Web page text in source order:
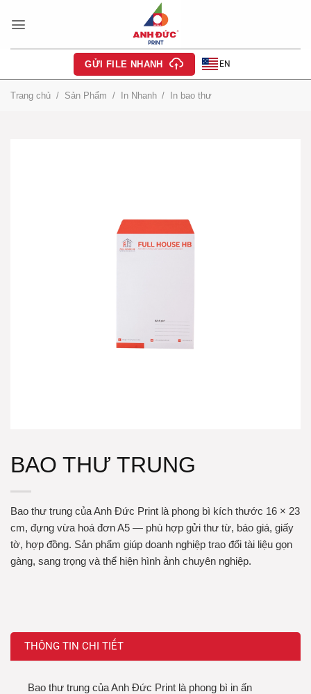
qua
GỬI FILE NHANH EN
Trang chủ / Sản Phẩm / In Nhanh / In bao thư
BAO THƯ TRUNG
Bao thư trung của Anh Đức Print là phong bì kích thước 16 × 23
cm, đựng vừa hoá đơn A5 — phù hợp gửi thư từ, báo giá, giấy
tờ, hợp đồng. Sản phẩm giúp doanh nghiệp trao đổi tài liệu gọn
gàng, sang trọng và thể hiện hình ảnh chuyên nghiệp.
THÔNG TIN CHI TIẾT
Bao thư trung của Anh Đức Print là phong bì in ấn